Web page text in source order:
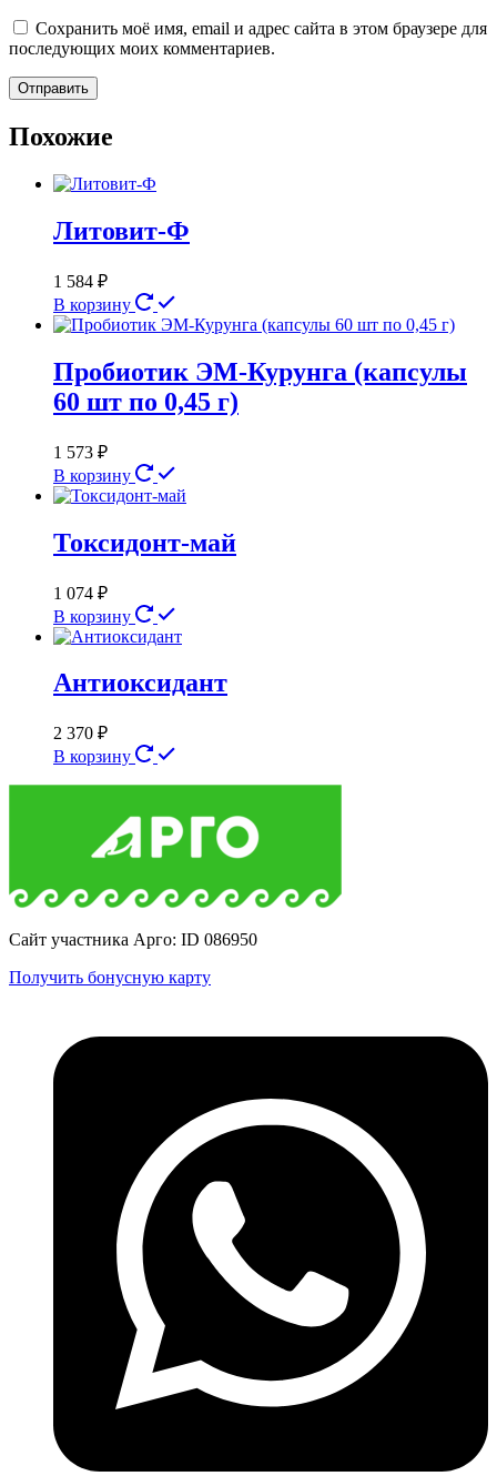
Сохранить моё имя, email и адрес сайта в этом браузере для
последующих моих комментариев.
Похожие
Литовит-Ф
1 584 ₽
В корзину
Пробиотик ЭМ-Курунга (капсулы
60 шт по 0,45 г)
1 573 ₽
В корзину
Токсидонт-май
1 074 ₽
В корзину
Антиоксидант
2 370 ₽
В корзину
Сайт участника Арго: ID 086950
Получить бонусную карту